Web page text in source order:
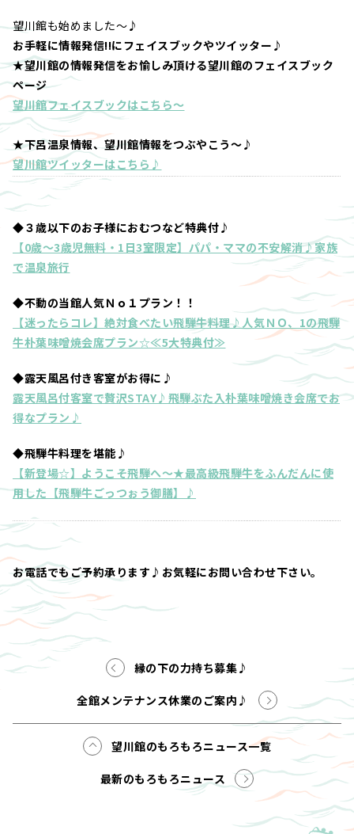
望川館も始めました～♪
お手軽に情報発信!!にフェイスブックやツイッター♪
★望川館の情報発信をお愉しみ頂ける望川館のフェイスブック
ページ
望川館フェイスブックはこちら～
★下呂温泉情報、望川館情報をつぶやこう～♪
望川館ツイッターはこちら♪
◆３歳以下のお子様におむつなど特典付♪
【0歳～3歳児無料・1日3室限定】パパ・ママの不安解消♪家族
で温泉旅行
◆不動の当館人気Ｎｏ１プラン！！
【迷ったらコレ】絶対食べたい飛騨牛料理♪人気ＮＯ、1の飛騨
牛朴葉味噌焼会席プラン☆≪5大特典付≫
◆露天風呂付き客室がお得に♪
露天風呂付客室で贅沢STAY♪飛騨ぶた入朴葉味噌焼き会席でお
得なプラン♪
◆飛騨牛料理を堪能♪
【新登場☆】ようこそ飛騨へ～★最高級飛騨牛をふんだんに使
用した【飛騨牛ごっつぉう御膳】♪
お電話でもご予約承ります♪お気軽にお問い合わせ下さい。
縁の下の力持ち募集♪
全館メンテナンス休業のご案内♪
望川館のもろもろニュース一覧
最新のもろもろニュース